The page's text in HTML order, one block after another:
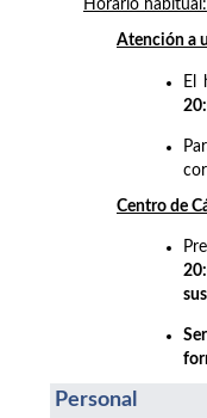
Horario habitual:
Atención a
El
Centro de
Personal